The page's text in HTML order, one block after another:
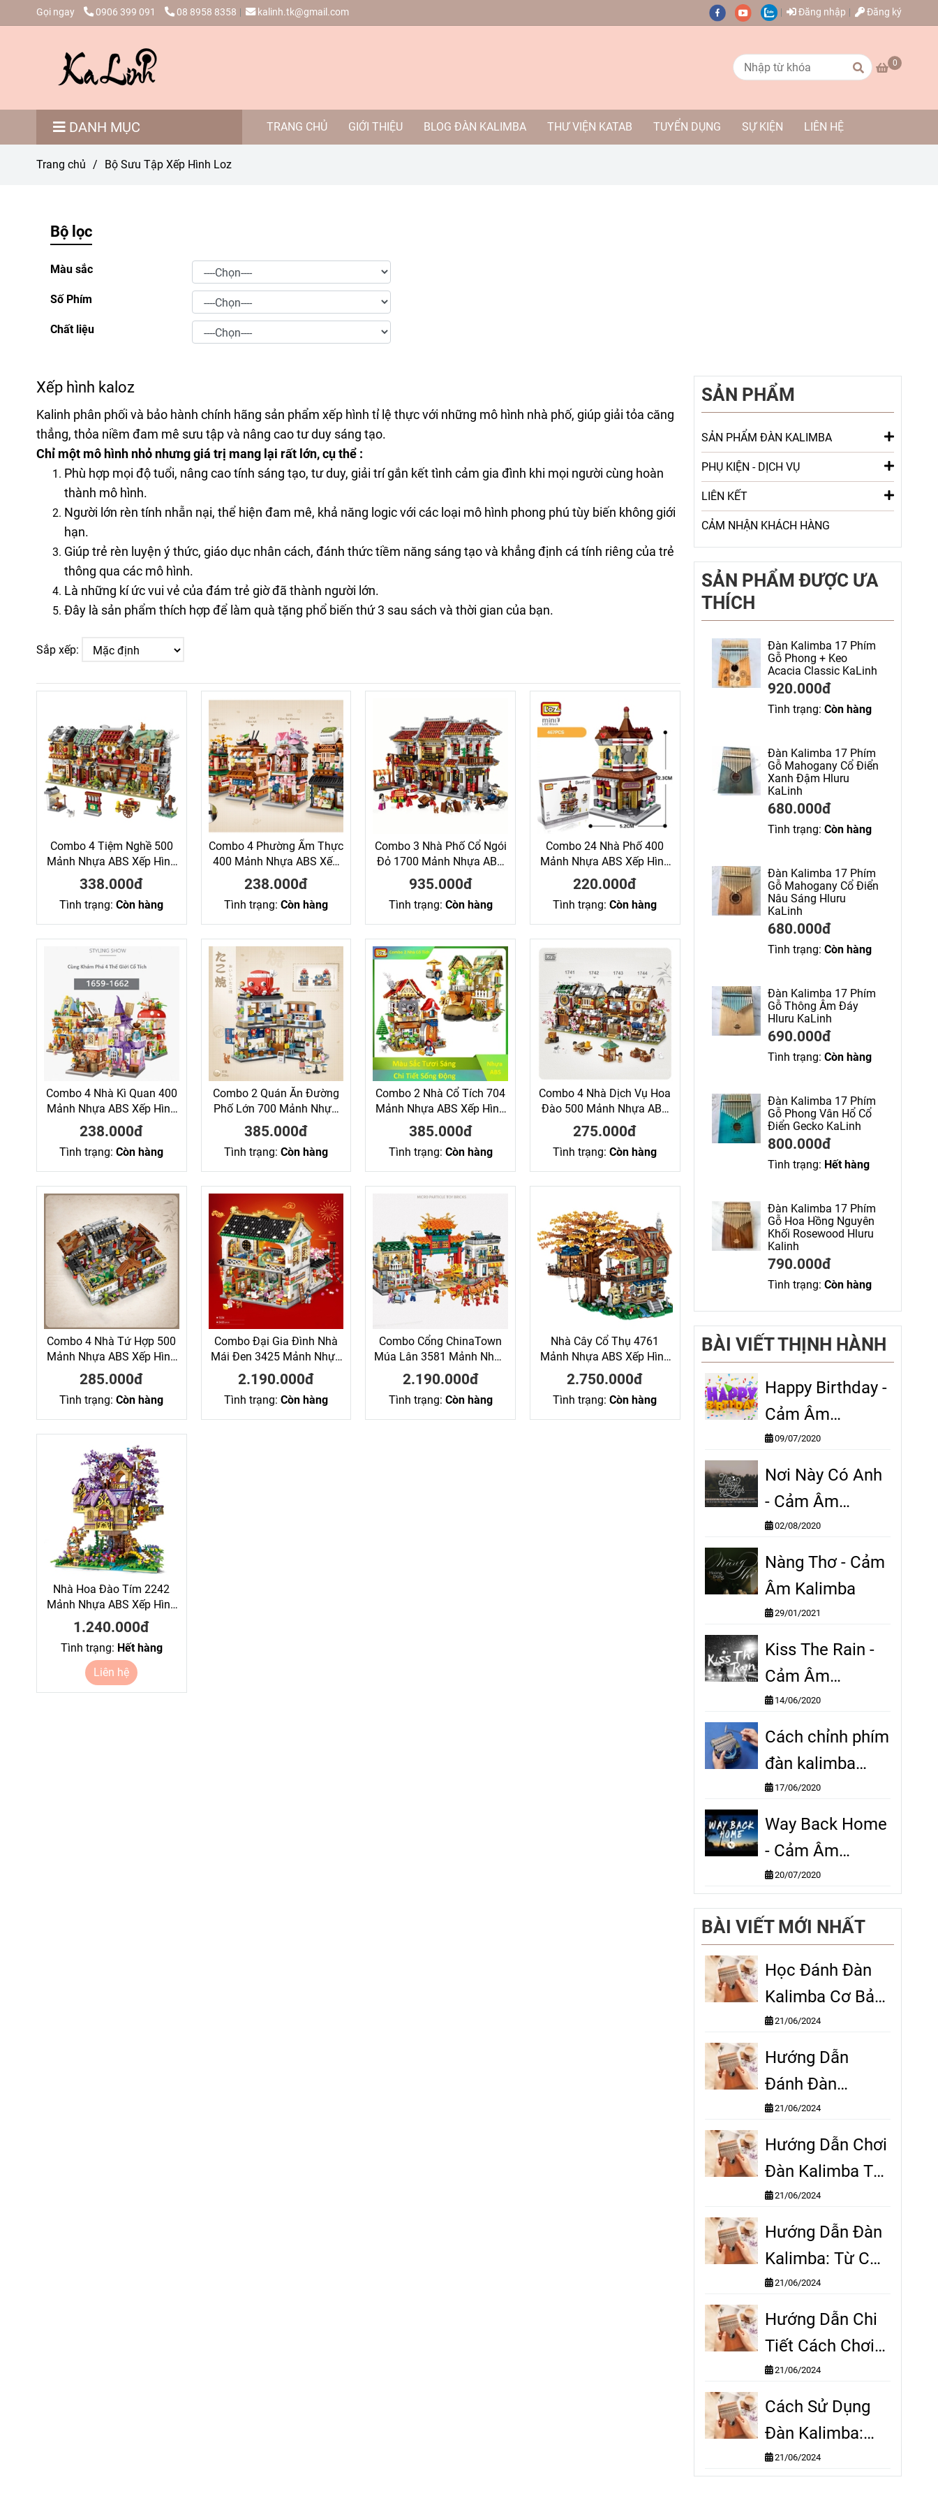
Gọi ngay 0906 399 091 08 8958 8358 kalinh.tk@gmail.com Đăng nhập Đăng ký
0
DANH MỤC TRANG CHỦ GIỚI THIỆU BLOG ĐÀN KALIMBA THƯ VIỆN KATAB TUYỂN DỤNG SỰ KIỆN LIÊN HỆ
Trang chủ / Bộ Sưu Tập Xếp Hình Loz
Bộ lọc
Màu sắc
Số Phím
Chất liệu
Xếp hình kaloz
Kalinh phân phối và bảo hành chính hãng sản phẩm xếp hình tỉ lệ thực với những mô hình nhà phố, giúp giải tỏa căng
thẳng, thỏa niềm đam mê sưu tập và nâng cao tư duy sáng tạo.
Chỉ một mô hình nhỏ nhưng giá trị mang lại rất lớn, cụ thể :
Phù hợp mọi độ tuổi, nâng cao tính sáng tạo, tư duy, giải trí gắn kết tình cảm gia đình khi mọi người cùng hoàn
thành mô hình.
Người lớn rèn tính nhẫn nại, thể hiện đam mê, khả năng logic với các loại mô hình phong phú tùy biến không giới
hạn.
Giúp trẻ rèn luyện ý thức, giáo dục nhân cách, đánh thức tiềm năng sáng tạo và khẳng định cá tính riêng của trẻ
thông qua các mô hình.
Là những kí ức vui vẻ của đám trẻ giờ đã thành người lớn.
Đây là sản phẩm thích hợp để làm quà tặng phổ biến thứ 3 sau sách và thời gian của bạn.
Sắp xếp:
Combo 4 Tiệm Nghề 500
Mảnh Nhựa ABS Xếp Hình
KaLoz
338.000đ
Tình trạng:Còn hàng
Combo 4 Phường Ẩm Thực
400 Mảnh Nhựa ABS Xếp
Hình KaLoz
238.000đ
Tình trạng: Còn hàng
Combo 3 Nhà Phố Cổ Ngói
Đỏ 1700 Mảnh Nhựa ABS
Xếp Hình KaLoz
935.000đ
Tình trạng: Còn hàng
Combo 24 Nhà Phố 400
Mảnh Nhựa ABS Xếp Hình
KaLoz
220.000đ
Tình trạng:Còn hàng
Combo 4 Nhà Kì Quan 400
Mảnh Nhựa ABS Xếp Hình
KaLoz
238.000đ
Tình trạng:Còn hàng
Combo 2 Quán Ăn Đường
Phố Lớn 700 Mảnh Nhựa
ABS Xếp Hình KaLoz
385.000đ
Tình trạng: Còn hàng
Combo 2 Nhà Cổ Tích 704
Mảnh Nhựa ABS Xếp Hình
KaLoz
385.000đ
Tình trạng: Còn hàng
Combo 4 Nhà Dịch Vụ Hoa
Đào 500 Mảnh Nhựa ABS
Xếp Hình KaLoz
275.000đ
Tình trạng:Còn hàng
Combo 4 Nhà Tứ Hợp 500
Mảnh Nhựa ABS Xếp Hình
KaLoz
285.000đ
Tình trạng:Còn hàng
Combo Đại Gia Đình Nhà
Mái Đen 3425 Mảnh Nhựa
ABS Xếp Hình KaLoz
2.190.000đ
Tình trạng: Còn hàng
Combo Cổng ChinaTown
Múa Lân 3581 Mảnh Nhựa
ABS Xếp Hình KaLoz
2.190.000đ
Tình trạng: Còn hàng
Nhà Cây Cổ Thụ 4761
Mảnh Nhựa ABS Xếp Hình
KaLoz
2.750.000đ
Tình trạng:Còn hàng
Nhà Hoa Đào Tím 2242
Mảnh Nhựa ABS Xếp Hình
KaLoz
1.240.000đ
Tình trạng: Hết hàng
Liên hệ
SẢN PHẨM
SẢN PHẨM ĐÀN KALIMBA
PHỤ KIỆN - DỊCH VỤ
LIÊN KẾT
CẢM NHẬN KHÁCH HÀNG
SẢN PHẨM ĐƯỢC ƯA
THÍCH
Đàn Kalimba 17 Phím
Gỗ Phong + Keo
Acacia Classic KaLinh
920.000đ
Tình trạng:Còn hàng
Đàn Kalimba 17 Phím
Gỗ Mahogany Cổ Điển
Xanh Đậm Hluru
KaLinh
680.000đ
Tình trạng:Còn hàng
Đàn Kalimba 17 Phím
Gỗ Mahogany Cổ Điển
Nâu Sáng Hluru
KaLinh
680.000đ
Tình trạng:Còn hàng
Đàn Kalimba 17 Phím
Gỗ Thông Âm Đáy
Hluru KaLinh
690.000đ
Tình trạng:Còn hàng
Đàn Kalimba 17 Phím
Gỗ Phong Vân Hổ Cổ
Điển Gecko KaLinh
800.000đ
Tình trạng: Hết hàng
Đàn Kalimba 17 Phím
Gỗ Hoa Hồng Nguyên
Khối Rosewood Hluru
Kalinh
790.000đ
Tình trạng:Còn hàng
BÀI VIẾT THỊNH HÀNH
Happy Birthday -
Cảm Âm
Kalimba
09/07/2020
Nơi Này Có Anh
- Cảm Âm
Kalimba
02/08/2020
Nàng Thơ - Cảm
Âm Kalimba
29/01/2021
Kiss The Rain -
Cảm Âm
Kalimba
14/06/2020
Cách chỉnh phím
đàn kalimba
nhanh chóng,
hiệu quả
17/06/2020
Way Back Home
- Cảm Âm
Kalimba
20/07/2020
BÀI VIẾT MỚI NHẤT
Học Đánh Đàn
Kalimba Cơ Bản:
Dễ Hiểu Và Chi
Tiết
21/06/2024
Hướng Dẫn
Đánh Đàn
Kalimba Cơ Bản:
Bắt Đầu Từ Con
Số 0
21/06/2024
Hướng Dẫn Chơi
Đàn Kalimba Từ
A-Z: Biến Bạn
Thành Nghệ Sĩ
Trong Vài Tuần
21/06/2024
Hướng Dẫn Đàn
Kalimba: Từ Cơ
Bản Đến Nâng
Cao Chỉ Trong
Một Khóa Học
21/06/2024
Hướng Dẫn Chi
Tiết Cách Chơi
Đàn Kalimba
Từng Bước Cho
Người Mới
21/06/2024
Cách Sử Dụng
Đàn Kalimba:
Mẹo Và Thủ
21/06/2024